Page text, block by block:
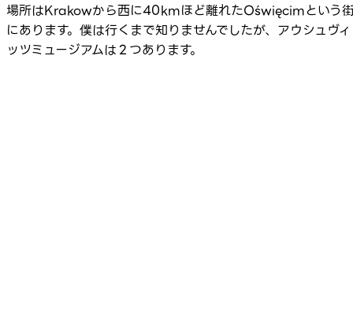
場所はKrakowから西に40kmほど離れたOświęcimという
にあります。僕は行くまで知りませんでしたが、アウシュヴィ
ッツミュージアムは２つあります。